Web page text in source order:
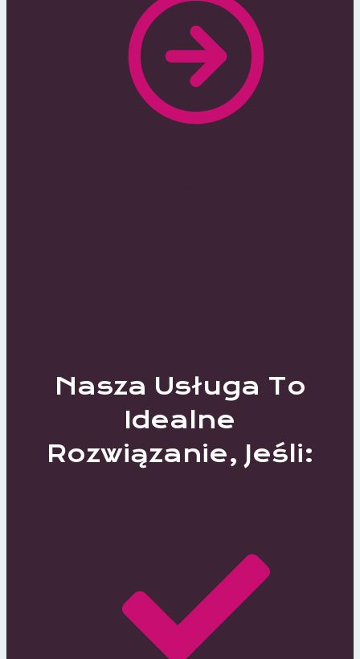
Nasza Usługa To
Idealne
Rozwiązanie, Jeśli: